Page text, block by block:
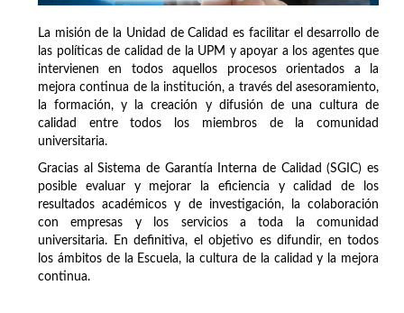
La misión de la Unidad de Calidad es facilitar el desarrollo de
las políticas de calidad de la UPM y apoyar a los agentes que
intervienen en todos aquellos procesos orientados a la
mejora continua de la institución, a través del asesoramiento,
la formación, y la creación y difusión de una cultura de
calidad entre todos los miembros de la comunidad
universitaria.
Gracias al Sistema de Garantía Interna de Calidad (SGIC) es
posible evaluar y mejorar la eficiencia y calidad de los
resultados académicos y de investigación, la colaboración
con empresas y los servicios a toda la comunidad
universitaria. En definitiva, el objetivo es difundir, en todos
los ámbitos de la Escuela, la cultura de la calidad y la mejora
continua.